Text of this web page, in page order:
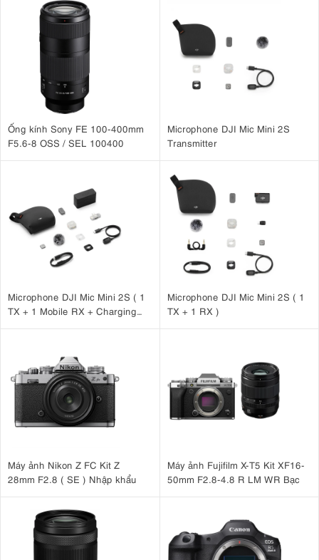
Ống kính Sony FE 100-400mm
F5.6-8 OSS / SEL 100400
Microphone DJI Mic Mini 2S
Transmitter
Microphone DJI Mic Mini 2S ( 1
TX + 1 Mobile RX + Charging
Microphone DJI Mic Mini 2S ( 1
TX + 1 RX )
Máy ảnh Nikon Z FC Kit Z
28mm F2.8 ( SE ) Nhập khẩu
Máy ảnh Fujifilm X-T5 Kit XF16-
50mm F2.8-4.8 R LM WR Bạc